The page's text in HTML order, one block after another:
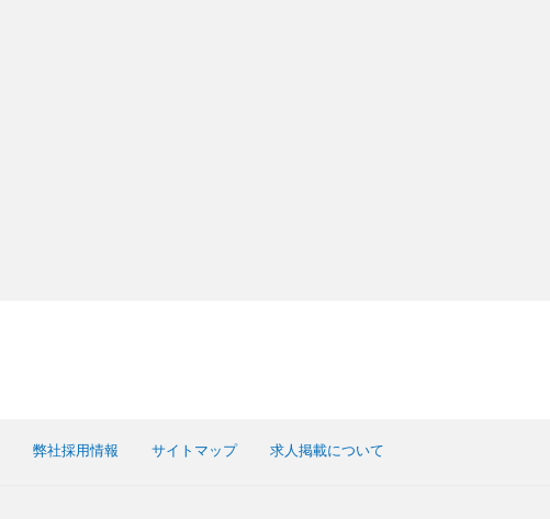
弊社採用情報 サイトマップ 求人掲載について